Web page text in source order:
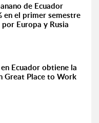
de Ecuador
en el primer semestre
Europa y Rusia
Ecuador obtiene la
Great Place to Work